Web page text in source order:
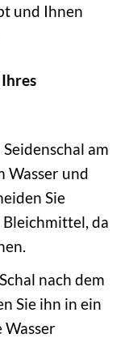
und Ihnen
am
Wasser und
Sie
da
nach dem
Sie ihn in ein
Wasser